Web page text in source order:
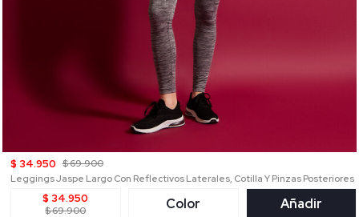
$ 34.950 $ 69.900
Leggings Jaspe Largo Con Reflectivos Laterales, Cotilla Y Pinzas Posteriores
$ 34.950
$ 69.900 Color Añadir